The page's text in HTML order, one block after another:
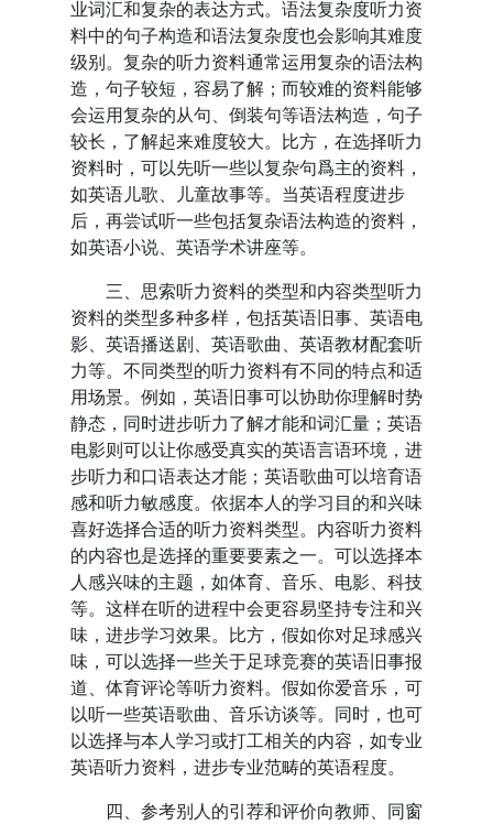
业词汇和复杂的表达方式。语法复杂度听力资
料中的句子构造和语法复杂度也会影响其难度
级别。复杂的听力资料通常运用复杂的语法构
造，句子较短，容易了解；而较难的资料能够
会运用复杂的从句、倒装句等语法构造，句子
较长，了解起来难度较大。比方，在选择听力
资料时，可以先听一些以复杂句爲主的资料，
如英语儿歌、儿童故事等。当英语程度进步
后，再尝试听一些包括复杂语法构造的资料，
如英语小说、英语学术讲座等。
三、思索听力资料的类型和内容类型听力
资料的类型多种多样，包括英语旧事、英语电
影、英语播送剧、英语歌曲、英语教材配套听
力等。不同类型的听力资料有不同的特点和适
用场景。例如，英语旧事可以协助你理解时势
静态，同时进步听力了解才能和词汇量；英语
电影则可以让你感受真实的英语言语环境，进
步听力和口语表达才能；英语歌曲可以培育语
感和听力敏感度。依据本人的学习目的和兴味
喜好选择合适的听力资料类型。内容听力资料
的内容也是选择的重要要素之一。可以选择本
人感兴味的主题，如体育、音乐、电影、科技
等。这样在听的进程中会更容易坚持专注和兴
味，进步学习效果。比方，假如你对足球感兴
味，可以选择一些关于足球竞赛的英语旧事报
道、体育评论等听力资料。假如你爱音乐，可
以听一些英语歌曲、音乐访谈等。同时，也可
以选择与本人学习或打工相关的内容，如专业
英语听力资料，进步专业范畴的英语程度。
四、参考别人的引荐和评价向教师、同窗